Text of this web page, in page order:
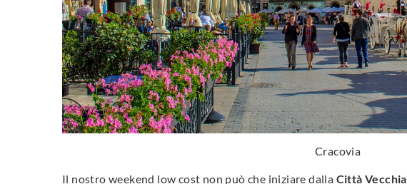
Cracovia
Il nostro weekend low cost non può che iniziare dalla Città Vecchia